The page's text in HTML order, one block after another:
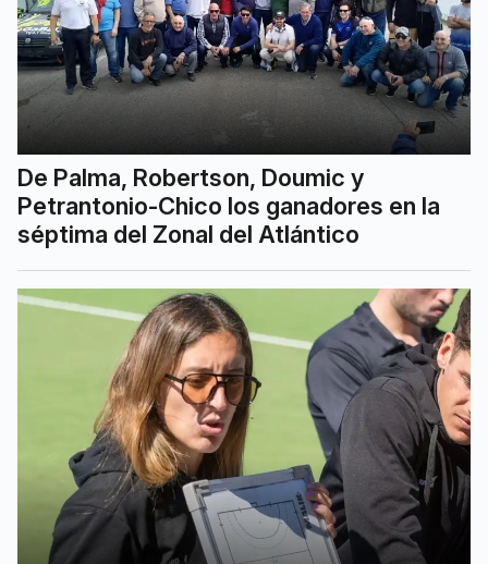
De Palma, Robertson, Doumic y
Petrantonio-Chico los ganadores en la
séptima del Zonal del Atlántico